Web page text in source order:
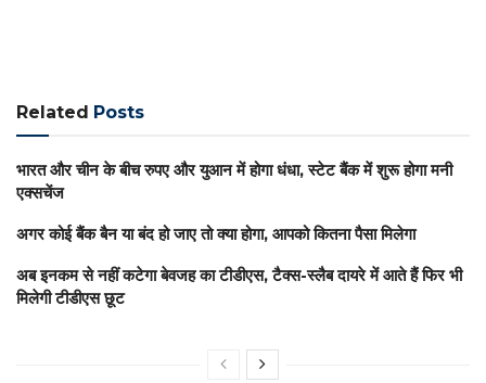
Related Posts
भारत और चीन के बीच रुपए और युआन में होगा धंधा, स्टेट बैंक में शुरू होगा मनी
एक्सचेंज
अगर कोई बैंक बैन या बंद हो जाए तो क्या होगा, आपको कितना पैसा मिलेगा
अब इनकम से नहीं कटेगा बेवजह का टीडीएस, टैक्स-स्लैब दायरे में आते हैं फिर भी
मिलेगी टीडीएस छूट